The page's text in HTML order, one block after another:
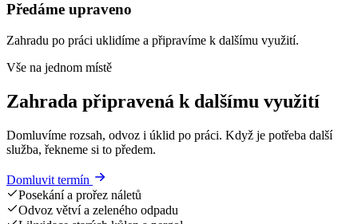
Předáme upraveno
Zahradu po práci uklidíme a připravíme k dalšímu využití.
Vše na jednom místě
Zahrada připravená k dalšímu využití
Domluvíme rozsah, odvoz i úklid po práci. Když je potřeba další
služba, řekneme si to předem.
Domluvit termín
Posekání a prořez náletů
Odvoz větví a zeleného odpadu